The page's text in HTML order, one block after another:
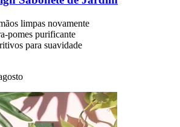
limpas novamente
pomes purificante
para suavidade